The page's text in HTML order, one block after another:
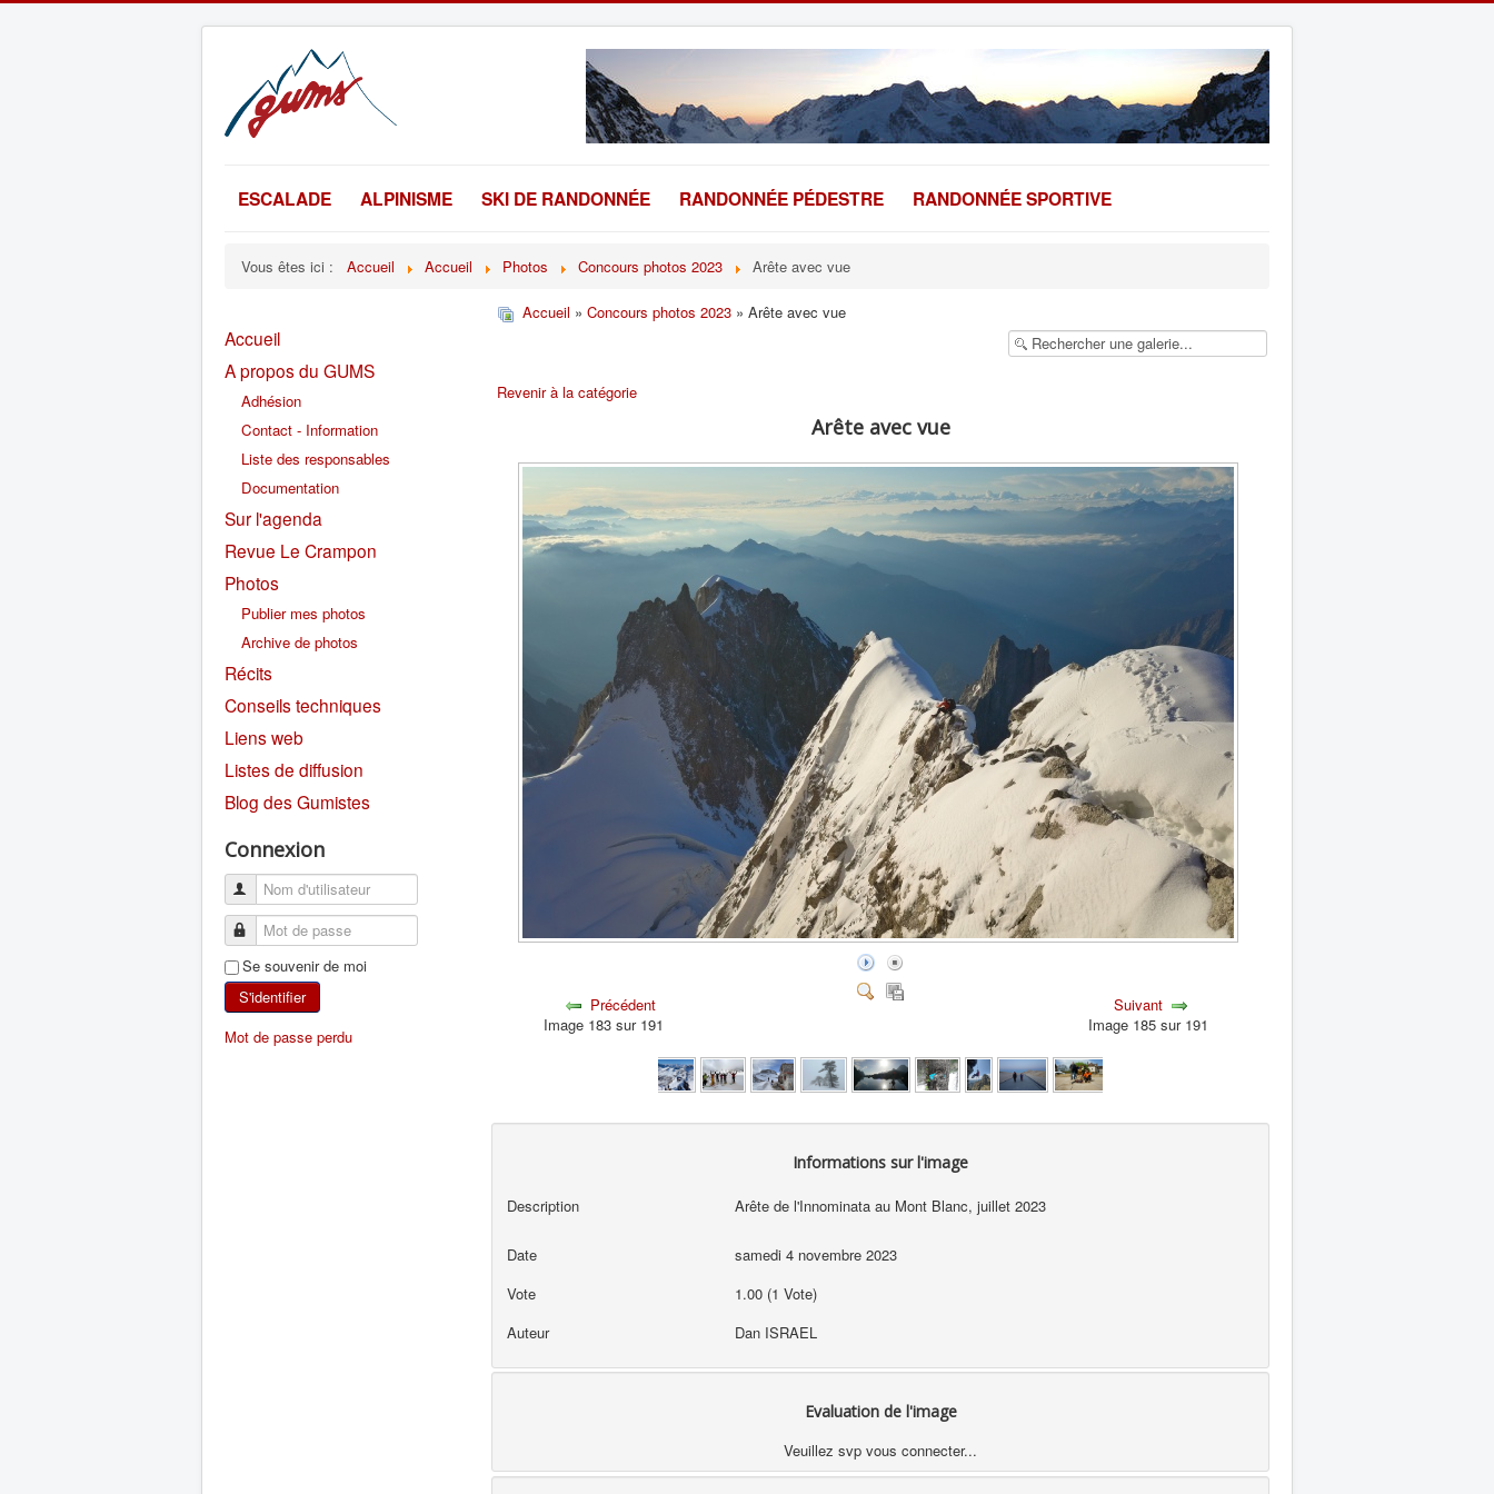
ESCALADE ALPINISME SKI DE RANDONNÉE RANDONNÉE PÉDESTRE RANDONNÉE SPORTIVE
Vous êtes ici : Accueil Accueil Photos Concours photos 2023 Arête avec vue
Accueil
A propos du GUMS
Adhésion
Contact - Information
Liste des responsables
Documentation
Sur l'agenda
Revue Le Crampon
Photos
Publier mes photos
Archive de photos
Récits
Conseils techniques
Liens web
Listes de diffusion
Blog des Gumistes
Connexion
Se souvenir de moi
S'identifier
Mot de passe perdu
Accueil » Concours photos 2023 » Arête avec vue
Revenir à la catégorie
Arête avec vue
Précédent
Image 183 sur 191
Suivant
Image 185 sur 191
Informations sur l'image
Description Arête de l'Innominata au Mont Blanc, juillet 2023
Date
samedi 4 novembre 2023
Vote
1.00 (1 Vote)
Auteur
Dan ISRAEL
Evaluation de l'image
Veuillez svp vous connecter...